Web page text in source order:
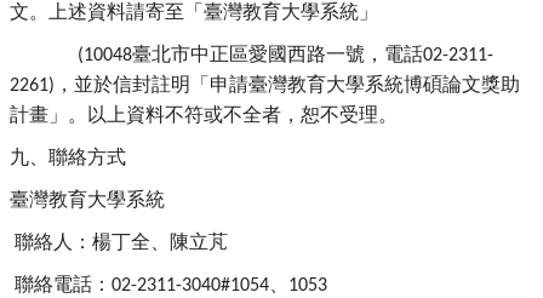
文。
上述資料請寄至「 臺灣教育大學系統」
(10048臺北市中正區愛國西路一號，電話02-2311-
2261) ， 並於信封註明「 申請臺灣教育大學系統博碩論文獎助
計畫」。
以上資料不符或不全者 ，恕不受理。
九、聯絡方式
臺灣教育大學系統
聯絡人：楊丁全、陳立芃
聯絡電話： 02-2311-3040#1054 1053